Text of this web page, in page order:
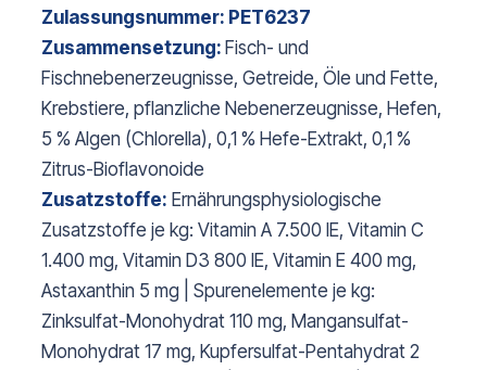
Zulassungsnummer: PET6237
Zusammensetzung: Fisch- und
Fischnebenerzeugnisse, Getreide, Öle und Fette,
Krebstiere, pflanzliche Nebenerzeugnisse, Hefen,
5 % Algen (Chlorella), 0,1 % Hefe-Extrakt, 0,1 %
Zitrus-Bioflavonoide
Zusatzstoffe: Ernährungsphysiologische
Zusatzstoffe je kg: Vitamin A 7.500 IE, Vitamin C
1.400 mg, Vitamin D3 800 IE, Vitamin E 400 mg,
Astaxanthin 5 mg | Spurenelemente je kg:
Zinksulfat-Monohydrat 110 mg, Mangansulfat-
Monohydrat 17 mg, Kupfersulfat-Pentahydrat 2